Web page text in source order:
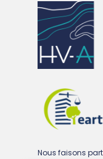
Nous faisons